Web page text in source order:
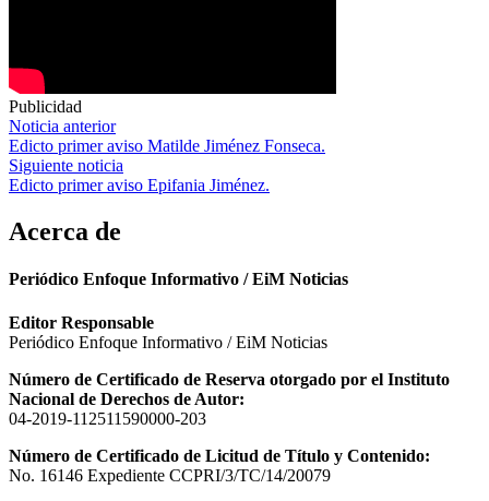
Publicidad
Navegación
de
entradas
Noticia anterior
Edicto primer aviso Matilde Jiménez Fonseca.
Siguiente noticia
Edicto primer aviso Epifania Jiménez.
Acerca de
Periódico Enfoque Informativo / EiM Noticias
Editor Responsable
Periódico Enfoque Informativo / EiM Noticias
Número de Certificado de Reserva otorgado por el Instituto
Nacional de Derechos de Autor:
04-2019-112511590000-203
Número de Certificado de Licitud de Título y Contenido:
No. 16146 Expediente CCPRI/3/TC/14/20079